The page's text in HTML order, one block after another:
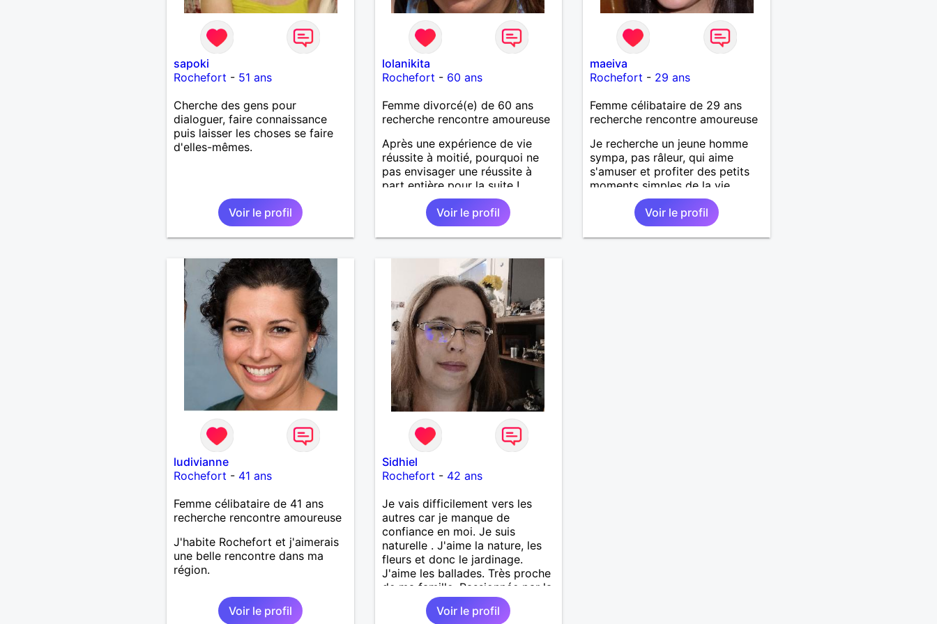
sapoki
Rochefort - 51 ans
Cherche des gens pour
dialoguer, faire connaissance
puis laisser les choses se faire
d'elles-mêmes.
Voir le profil
lolanikita
Rochefort - 60 ans
Femme divorcé(e) de 60 ans
recherche rencontre amoureuse
Après une expérience de vie
réussite à moitié, pourquoi ne
pas envisager une réussite à
part entière pour la suite !
Voir le profil
maeiva
Rochefort - 29 ans
Femme célibataire de 29 ans
recherche rencontre amoureuse
Je recherche un jeune homme
sympa, pas râleur, qui aime
s'amuser et profiter des petits
moments simples de la vie.
Voir le profil
ludivianne
Rochefort - 41 ans
Femme célibataire de 41 ans
recherche rencontre amoureuse
J'habite Rochefort et j'aimerais
une belle rencontre dans ma
région.
Voir le profil
Sidhiel
Rochefort - 42 ans
Je vais difficilement vers les
autres car je manque de
confiance en moi. Je suis
naturelle . J'aime la nature, les
fleurs et donc le jardinage.
J'aime les ballades. Très proche
de ma famille. Passionnée par la
féerie (j'aime les film et surtout
livre du même genre)
Voir le profil